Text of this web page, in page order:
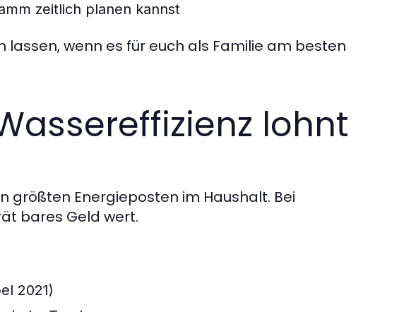
zeitlich planen kannst
wenn es für euch als Familie am besten
lohnt
größten Energieposten im Haushalt. Bei
bares Geld wert.
2021)